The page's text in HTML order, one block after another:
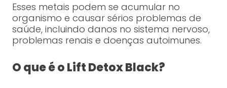
Esses metais podem se acumular no
organismo e causar sérios problemas de
saúde, incluindo danos no sistema nervoso,
problemas renais e doenças autoimunes.
O que é o Lift Detox Black?